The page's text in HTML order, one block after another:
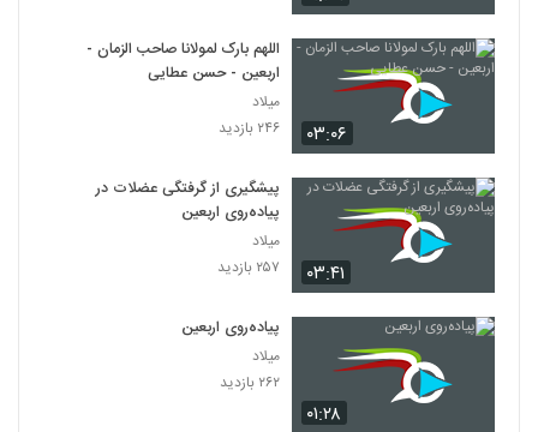
۰۳:۰۶
اللهم بارک لمولانا صاحب الزمان -
اربعین - حسن عطایی
میلاد
۲۴۶ بازدید
۰۳:۴۱
پیشگیری از گرفتگی عضلات در
پیاده‌روی اربعین
میلاد
۲۵۷ بازدید
۰۱:۲۸
پیاده‌روی اربعین
میلاد
۲۶۲ بازدید